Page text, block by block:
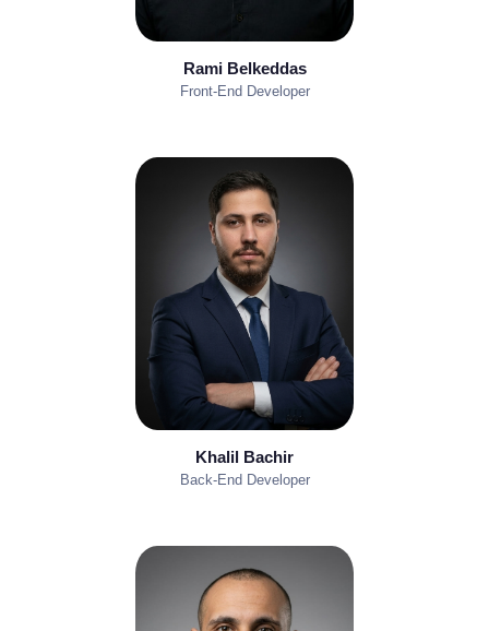
Rami Belkeddas
Front-End Developer
Khalil Bachir
Back-End Developer